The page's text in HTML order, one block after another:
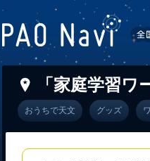
「家庭学習
おうちで天文 グッズ